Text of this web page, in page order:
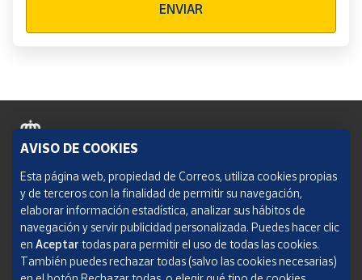
ENVIAR
Política de cookies
Aviso legal
Condiciones del servicio
Política de Privacidad Web
AVISO DE COOKIES
Esta página web, propiedad de Correos, utiliza cookies propias
y de terceros con la finalidad de permitir su navegación,
elaborar información estadística, analizar sus hábitos de
navegación y servir publicidad personalizada. Puedes hacer clic
en Aceptar todas para permitir el uso de todas las cookies.
También puedes rechazar todas (salvo las cookies necesarias)